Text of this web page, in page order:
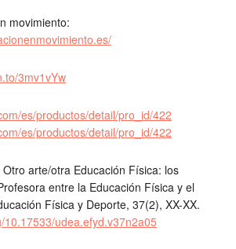
movimiento:
3mv1vYw
es/productos/detail/pro_id/422
es/productos/detail/pro_id/422
arte/otra Educación Física: los
entre la Educación Física y el
Física y Deporte, 37(2), XX-XX.
10.17533/udea.efyd.v37n2a05